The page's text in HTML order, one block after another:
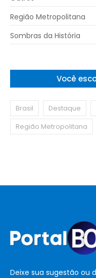
Região Metropolitana
Sombras da História
Você
Brasil Destaque
Região Metropolitana
Deixe sua sugestão ou